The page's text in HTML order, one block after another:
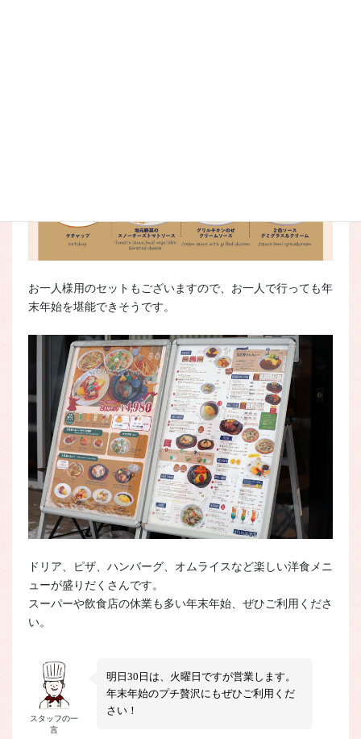
お一人様用のセットもございますので、お一人で行っても年
末年始を堪能できそうです。
ドリア、ピザ、ハンバーグ、オムライスなど楽しい洋食メニ
ューが盛りだくさんです。
スーパーや飲食店の休業も多い年末年始、ぜひご利用くださ
い。
スタッフの一
言
明日30日は、火曜日ですが営業します。
年末年始のプチ贅沢にもぜひご利用くだ
さい！